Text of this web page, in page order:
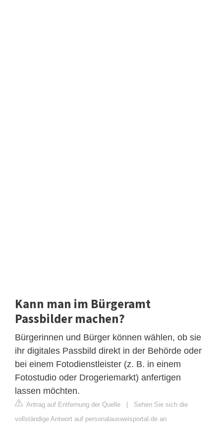
Kann man im Bürgeramt
Passbilder machen?
Bürgerinnen und Bürger können wählen, ob sie
ihr digitales Passbild direkt in der Behörde oder
bei einem Fotodienstleister (z. B. in einem
Fotostudio oder Drogeriemarkt) anfertigen
lassen möchten.
Antrag auf Entfernung der Quelle | Sehen Sie sich die
vollständige Antwort auf personalausweisportal.de an